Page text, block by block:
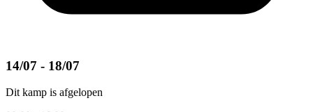
14/07 - 18/07
Dit kamp is afgelopen